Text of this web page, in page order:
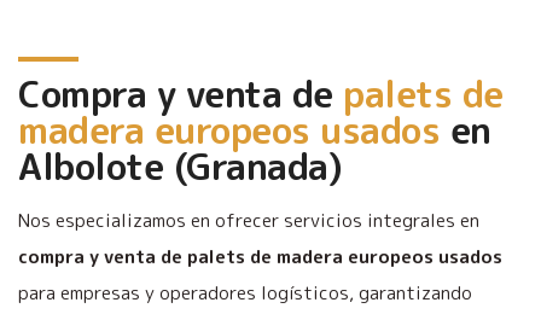
Compra y venta de palets de
madera europeos usados en
Albolote (Granada)
Nos especializamos en ofrecer servicios integrales en
compra y venta de palets de madera europeos usados
para empresas y operadores logísticos, garantizando